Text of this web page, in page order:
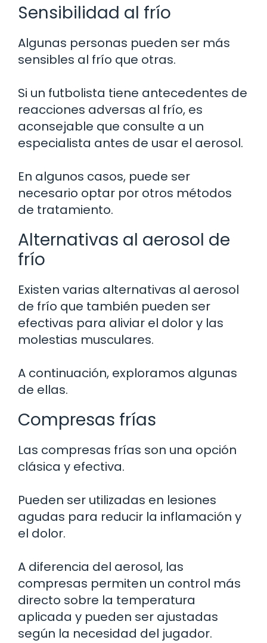
Sensibilidad al frío
Algunas personas pueden ser más
sensibles al frío que otras.
Si un futbolista tiene antecedentes de
reacciones adversas al frío, es
aconsejable que consulte a un
especialista antes de usar el aerosol.
En algunos casos, puede ser
necesario optar por otros métodos
de tratamiento.
Alternativas al aerosol de
frío
Existen varias alternativas al aerosol
de frío que también pueden ser
efectivas para aliviar el dolor y las
molestias musculares.
A continuación, exploramos algunas
de ellas.
Compresas frías
Las compresas frías son una opción
clásica y efectiva.
Pueden ser utilizadas en lesiones
agudas para reducir la inflamación y
el dolor.
A diferencia del aerosol, las
compresas permiten un control más
directo sobre la temperatura
aplicada y pueden ser ajustadas
según la necesidad del jugador.